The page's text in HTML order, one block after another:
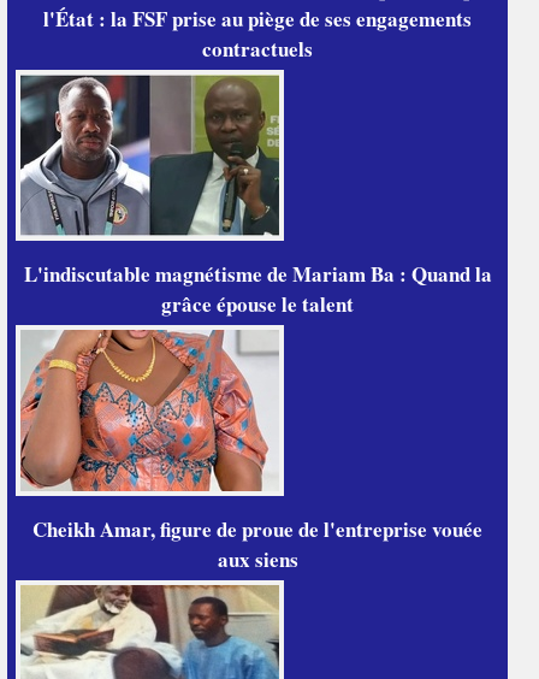
l'État : la FSF prise au piège de ses engagements
contractuels
L'indiscutable magnétisme de Mariam Ba : Quand la
grâce épouse le talent
Cheikh Amar, figure de proue de l'entreprise vouée
aux siens